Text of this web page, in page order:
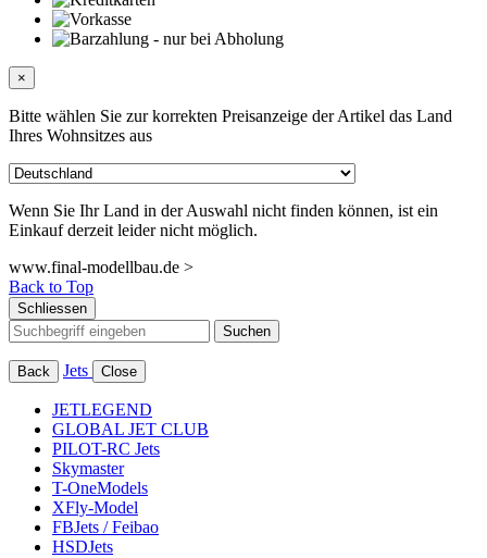
×
Bitte wählen Sie zur korrekten Preisanzeige der Artikel das Land
Ihres Wohnsitzes aus
Wenn Sie Ihr Land in der Auswahl nicht finden können, ist ein
Einkauf derzeit leider nicht möglich.
www.final-modellbau.de >
Back to Top
Schliessen
Suchen
Back Jets Close
JETLEGEND
GLOBAL JET CLUB
PILOT-RC Jets
Skymaster
T-OneModels
XFly-Model
FBJets / Feibao
HSDJets